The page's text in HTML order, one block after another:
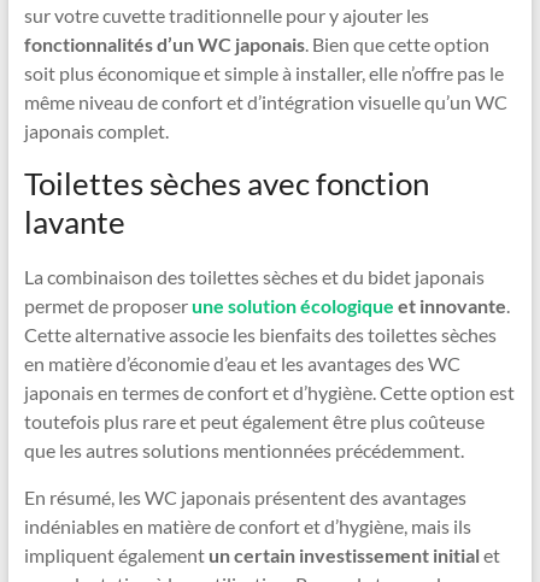
sur votre cuvette traditionnelle pour y ajouter les
fonctionnalités d’un WC japonais. Bien que cette option
soit plus économique et simple à installer, elle n’offre pas le
même niveau de confort et d’intégration visuelle qu’un WC
japonais complet.
Toilettes sèches avec fonction
lavante
La combinaison des toilettes sèches et du bidet japonais
permet de proposerune solutionécologique et innovante.
Cette alternative associe les bienfaits des toilettes sèches
en matière d’économie d’eau et les avantages des WC
japonais en termes de confort et d’hygiène. Cette option est
toutefois plus rare et peut également être plus coûteuse
que les autres solutions mentionnées précédemment.
En résumé, les WC japonais présentent des avantages
indéniables en matière de confort et d’hygiène, mais ils
impliquent également un certain investissement initialet